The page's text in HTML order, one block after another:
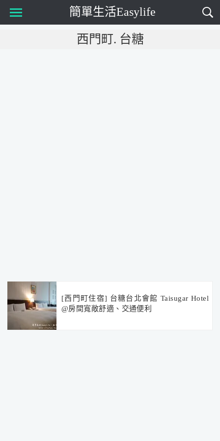
簡單生活Easylife
西門町. 台糖
[西門町住宿] 台糖台北會館 Taisugar Hotel
@房間寬敞舒適、交通便利